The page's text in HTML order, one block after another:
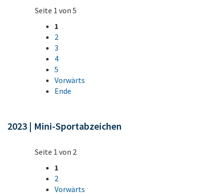
Seite 1 von 5
1
2
3
4
5
Vorwärts
Ende
2023 | Mini-Sportabzeichen
Seite 1 von 2
1
2
Vorwärts